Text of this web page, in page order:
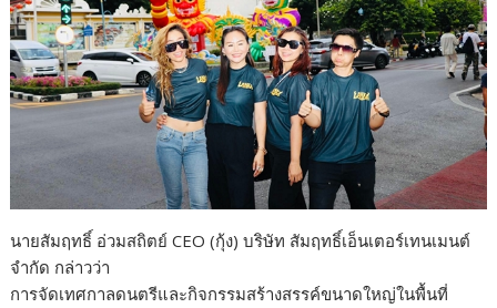
นายสัมฤทธิ์ อ่วมสถิตย์ CEO (กุ้ง) บริษัท สัมฤทธิ์เอ็นเตอร์เทนเมนต์
จำกัด กล่าวว่า
การจัดเทศกาลดนตรีและกิจกรรมสร้างสรรค์ขนาดใหญ่ในพื้นที่